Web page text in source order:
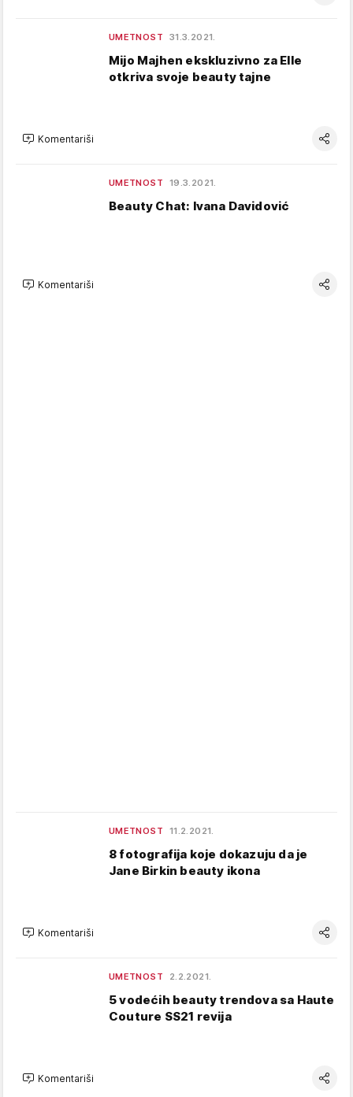
UMETNOST 31.3.2021.
Mijo Majhen ekskluzivno za Elle
otkriva svoje beauty tajne
Komentariši
UMETNOST 19.3.2021.
Beauty Chat: Ivana Davidović
Komentariši
UMETNOST 11.2.2021.
8 fotografija koje dokazuju da je
Jane Birkin beauty ikona
Komentariši
UMETNOST 2.2.2021.
5 vodećih beauty trendova sa Haute
Couture SS21 revija
Komentariši